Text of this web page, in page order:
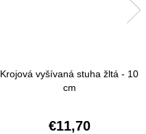
Krojová vyšívaná stuha žltá - 10
cm
€11,70